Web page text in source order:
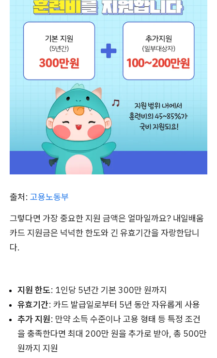
출처: 고용노동부
그렇다면 가장 중요한 지원 금액은 얼마일까요? 내일배움
카드 지원금은 넉넉한 한도와 긴 유효기간을 자랑한답니
다.
지원 한도: 1인당 5년간 기본 300만 원까지
유효기간: 카드 발급일로부터 5년 동안 자유롭게 사용
추가 지원: 만약 소득 수준이나 고용 형태 등 특정 조건
을 충족한다면 최대 200만 원을 추가로 받아, 총 500만
원까지 지원